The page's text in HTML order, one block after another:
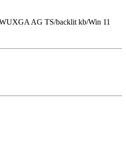
AG TS/backlit kb/Win 11